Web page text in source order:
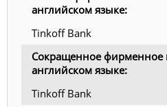
английском языке:
Tinkoff Bank
Сокращенное фирменное
английском языке:
Tinkoff Bank